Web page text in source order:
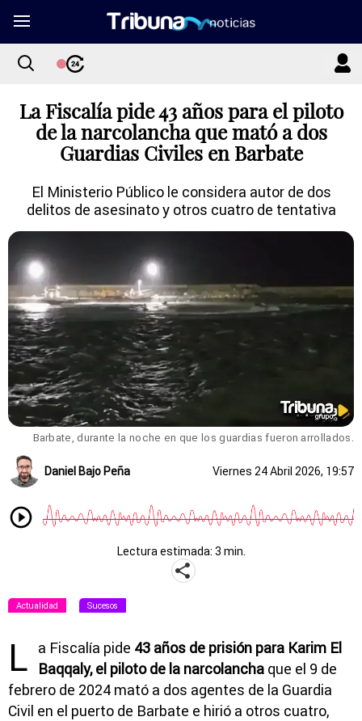
La Fiscalía pide 43 años para el piloto
de la narcolancha que mató a dos
Guardias Civiles en Barbate
El Ministerio Público le considera autor de dos
delitos de asesinato y otros cuatro de tentativa
Barbate, durante la noche en que los guardias fueron arrollados.
Daniel Bajo Peña Viernes 24 Abril 2026, 19:57
Lectura estimada: 3 min.
Actualidad Sucesos
L a Fiscalía pide 43 años de prisión para Karim El
Baqqaly, el piloto de la narcolancha que el 9 de
febrero de 2024 mató a dos agentes de la Guardia
Civil en el puerto de Barbate e hirió a otros cuatro,